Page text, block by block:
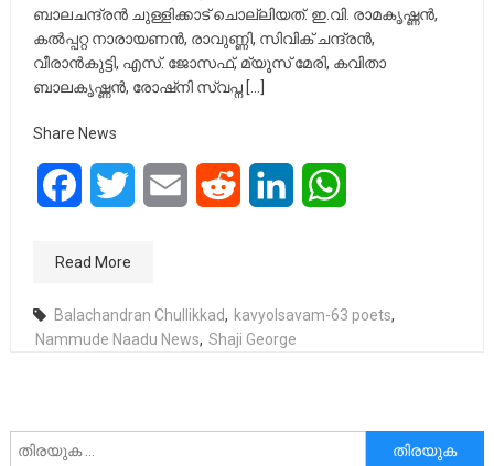
ബാലചന്ദ്രൻ ചുള്ളിക്കാട് ചൊല്ലിയത്. ഇ.വി. രാമകൃഷ്ണൻ,
കൽപ്പറ്റ നാരായണൻ, രാവുണ്ണി, സിവിക് ചന്ദ്രൻ,
വീരാൻകുട്ടി, എസ്. ജോസഫ്, മ്യൂസ് മേരി, കവിതാ
ബാലകൃഷ്ണൻ, രോഷ്നി സ്വപ്ന […]
Share News
FacebookTwitter Email Reddit LinkedIn
Read More
Balachandran Chullikkad, kavyolsavam-63 poets,
Nammude Naadu News, Shaji George
അനേഷിക്കുക